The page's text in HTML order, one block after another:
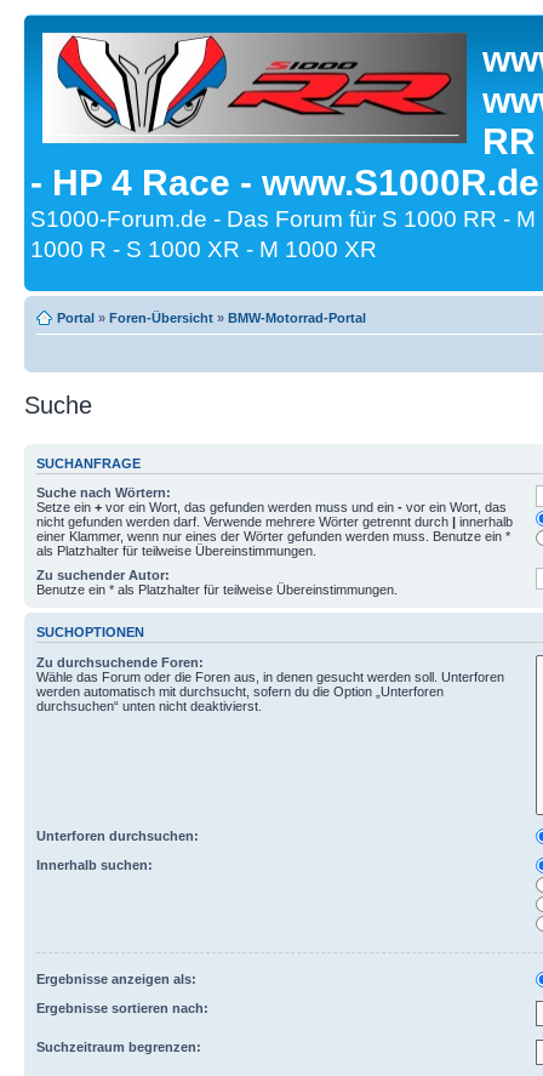
- HP 4 Race -
S1000-Forum.de - Das Forum für S 1000 RR -
1000 R - S 1000 XR - M 1000 XR
Portal » Foren-Übersicht » BMW-Motorrad-Portal
Suche
SUCHANFRAGE
Suche nach Wörtern:
Setze ein + vor ein Wort, das gefunden werden muss und ein - vor ein Wort, das
nicht gefunden werden darf. Verwende mehrere Wörter getrennt durch | innerhalb
einer Klammer, wenn nur eines der Wörter gefunden werden muss. Benutze ein *
als Platzhalter für teilweise Übereinstimmungen.
Zu suchender Autor:
Benutze ein * als Platzhalter für teilweise Übereinstimmungen.
SUCHOPTIONEN
Zu durchsuchende Foren:
Wähle das Forum oder die Foren aus, in denen gesucht werden soll. Unterforen
werden automatisch mit durchsucht, sofern du die Option „Unterforen
durchsuchen“ unten nicht deaktivierst.
Unterforen durchsuchen:
Innerhalb suchen:
Ergebnisse anzeigen als:
Ergebnisse sortieren nach:
Suchzeitraum begrenzen: